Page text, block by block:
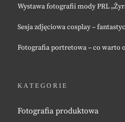
Wystawa fotografii mody PRL
Sesja zdjęciowa cosplay –
Fotografia portretowa – co warto
KATEGORIE
Fotografia produktowa